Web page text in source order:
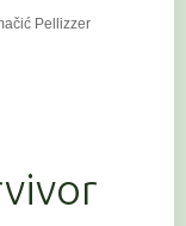
Pellizzer